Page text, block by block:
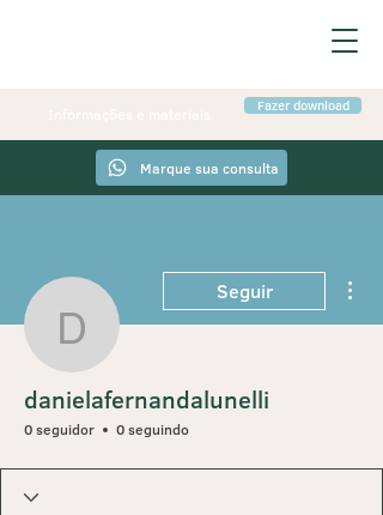
Marque sua consulta
Fazer download
Seguir
danielafernandalunelli
0 seguidor 0 seguindo